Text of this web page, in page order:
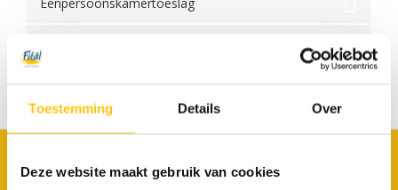
Toestemming Details Over
Deze website maakt gebruik van cookies